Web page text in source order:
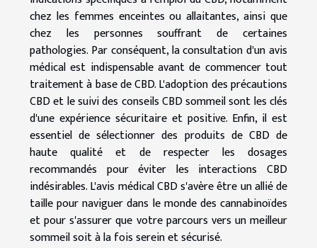
chez les femmes enceintes ou allaitantes, ainsi que
chez les personnes souffrant de certaines
pathologies. Par conséquent, la consultation d'un avis
médical est indispensable avant de commencer tout
traitement à base de CBD. L'adoption des précautions
CBD et le suivi des conseils CBD sommeil sont les clés
d'une expérience sécuritaire et positive. Enfin, il est
essentiel de sélectionner des produits de CBD de
haute qualité et de respecter les dosages
recommandés pour éviter les interactions CBD
indésirables. L'avis médical CBD s'avère être un allié de
taille pour naviguer dans le monde des cannabinoïdes
et pour s'assurer que votre parcours vers un meilleur
sommeil soit à la fois serein et sécurisé.